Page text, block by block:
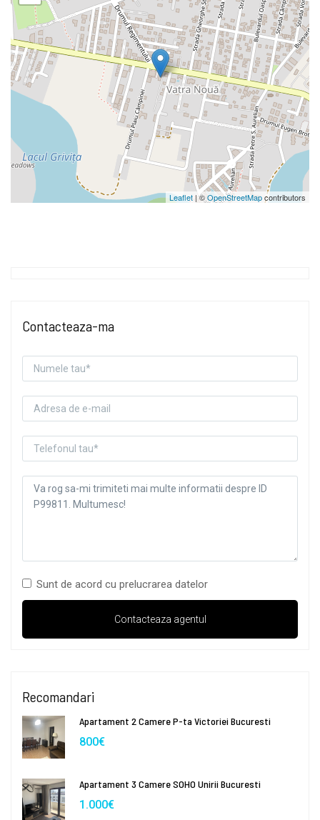
Leaflet| ©OpenStreetMapcontributors
Contacteaza-ma
Sunt de acord cu prelucrarea datelor
Recomandari
Apartament 2 Camere P-ta Victoriei Bucuresti
800€
Apartament 3 Camere SOHO Unirii Bucuresti
1.000€